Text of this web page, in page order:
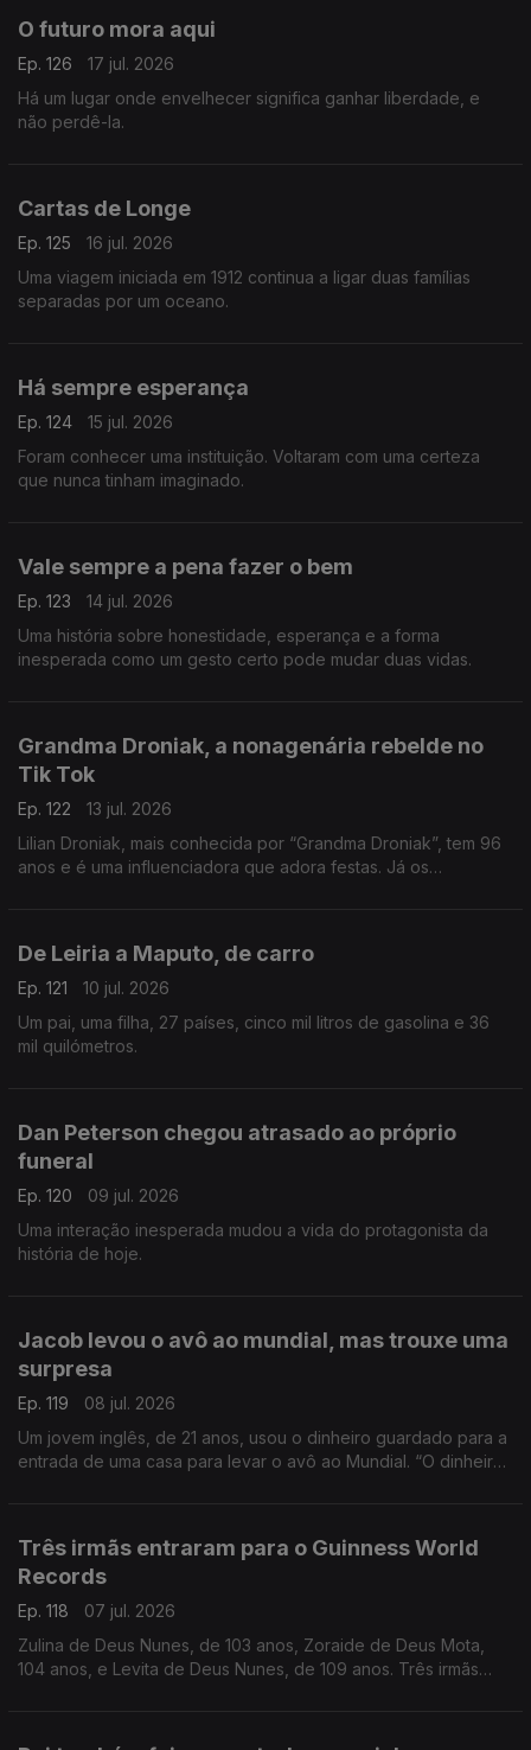
O futuro mora aqui
Ep. 126
17 jul. 2026
Há um lugar onde envelhecer significa ganhar liberdade, e
não perdê-la.
Cartas de Longe
Ep. 125
16 jul. 2026
Uma viagem iniciada em 1912 continua a ligar duas famílias
separadas por um oceano.
Há sempre esperança
Ep. 124
15 jul. 2026
Foram conhecer uma instituição. Voltaram com uma certeza
que nunca tinham imaginado.
Vale sempre a pena fazer o bem
Ep. 123
14 jul. 2026
Uma história sobre honestidade, esperança e a forma
inesperada como um gesto certo pode mudar duas vidas.
Grandma Droniak, a nonagenária rebelde no
Tik Tok
Ep. 122
13 jul. 2026
Lilian Droniak, mais conhecida por “Grandma Droniak”, tem 96
anos e é uma influenciadora que adora festas. Já os
De Leiria a Maputo, de carro
Ep. 121
10 jul. 2026
Um pai, uma filha, 27 países, cinco mil litros de gasolina e 36
mil quilómetros.
Dan Peterson chegou atrasado ao próprio
funeral
Ep. 120
09 jul. 2026
Uma interação inesperada mudou a vida do protagonista da
história de hoje.
Jacob levou o avô ao mundial, mas trouxe uma
surpresa
Ep. 119
08 jul. 2026
Um jovem inglês, de 21 anos, usou o dinheiro guardado para a
entrada de uma casa para levar o avô ao Mundial. “O dinheiro,
Três irmãs entraram para o Guinness World
Records
Ep. 118
07 jul. 2026
Zulina de Deus Nunes, de 103 anos, Zoraide de Deus Mota,
104 anos, e Levita de Deus Nunes, de 109 anos. Três irmãs